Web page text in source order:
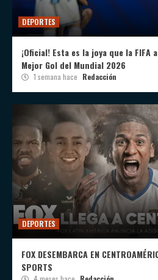
DEPORTES
¡Oficial! Esta es la joya que la FIFA
Mejor Gol del Mundial 2026
1 semana hace Redacción
DEPORTES
FOX DESEMBARCA EN
SPORTS